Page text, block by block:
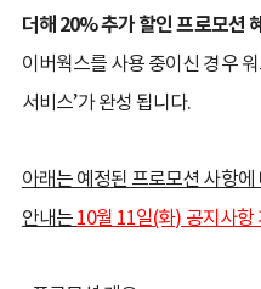
더해 20% 추가 할인 프로모션
이버웍스를 사용 중이신 경우
서비스’가 완성 됩니다.
아래는 예정된 프로모션 사항
안내는 10월 11일(화) 공지사항